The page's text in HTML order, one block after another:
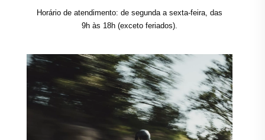
Horário de atendimento: de segunda a sexta-feira, das
9h às 18h (exceto feriados).